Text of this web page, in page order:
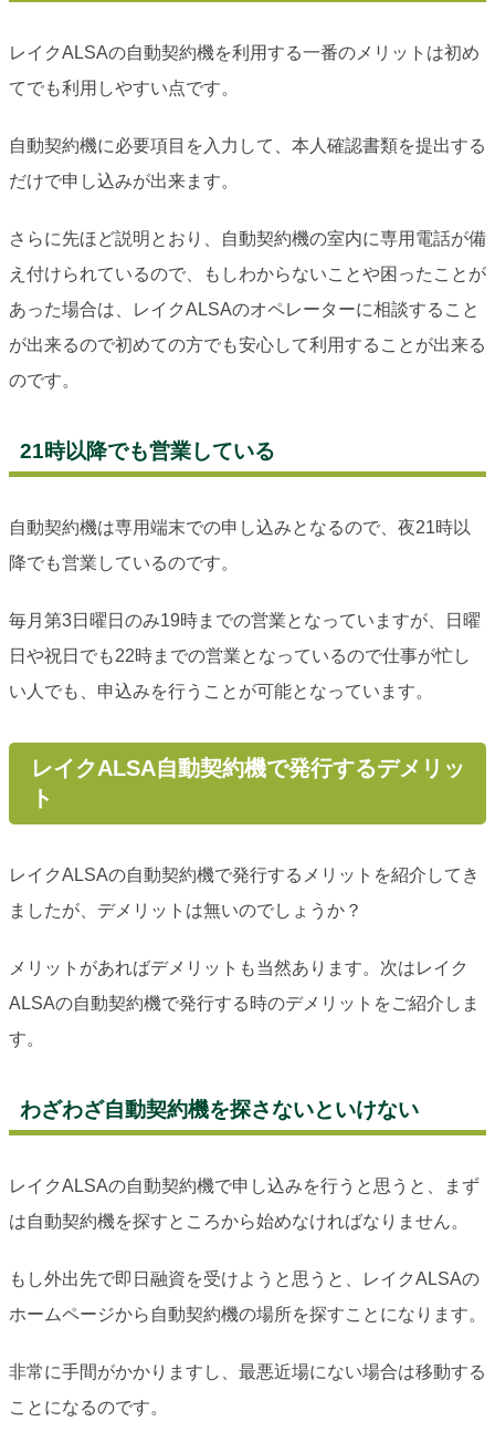
レイクALSAの自動契約機を利用する一番のメリットは初め
てでも利用しやすい点です。
自動契約機に必要項目を入力して、本人確認書類を提出する
だけで申し込みが出来ます。
さらに先ほど説明とおり、自動契約機の室内に専用電話が備
え付けられているので、もしわからないことや困ったことが
あった場合は、レイクALSAのオペレーターに相談すること
が出来るので初めての方でも安心して利用することが出来る
のです。
21時以降でも営業している
自動契約機は専用端末での申し込みとなるので、夜21時以
降でも営業しているのです。
毎月第3日曜日のみ19時までの営業となっていますが、日曜
日や祝日でも22時までの営業となっているので仕事が忙し
い人でも、申込みを行うことが可能となっています。
レイクALSA自動契約機で発行するデメリッ
ト
レイクALSAの自動契約機で発行するメリットを紹介してき
ましたが、デメリットは無いのでしょうか？
メリットがあればデメリットも当然あります。次はレイク
ALSAの自動契約機で発行する時のデメリットをご紹介しま
す。
わざわざ自動契約機を探さないといけない
レイクALSAの自動契約機で申し込みを行うと思うと、まず
は自動契約機を探すところから始めなければなりません。
もし外出先で即日融資を受けようと思うと、レイクALSAの
ホームページから自動契約機の場所を探すことになります。
非常に手間がかかりますし、最悪近場にない場合は移動する
ことになるのです。